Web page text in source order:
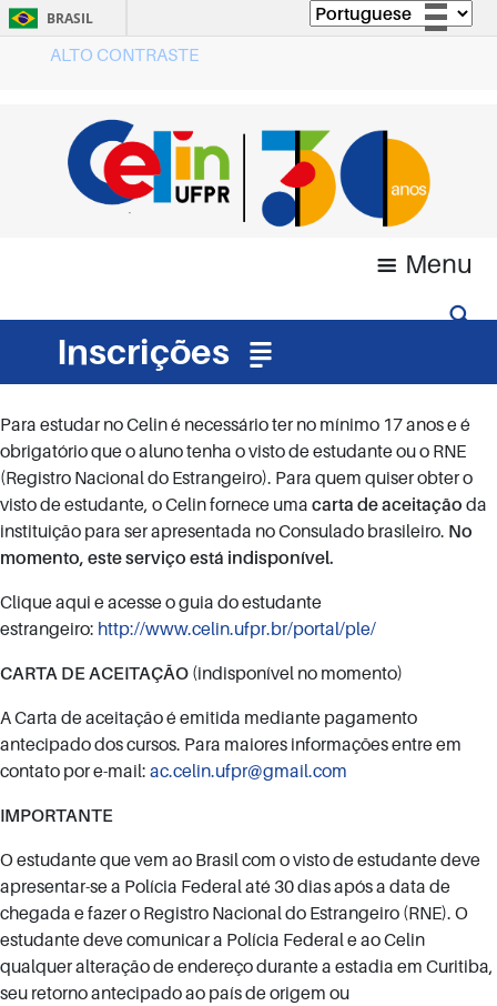
BRASIL
Acesso à informação
Legislação
Canais
ALTO CONTRASTE
Menu
Inscrições
Para estudar no Celin é necessário ter no mínimo 17 anos e é
obrigatório que o aluno tenha o visto de estudante ou o RNE
(Registro Nacional do Estrangeiro). Para quem quiser obter o
visto de estudante, o Celin fornece uma carta de aceitação da
instituição para ser apresentada no Consulado brasileiro. No
momento, este serviço está indisponível.
Clique aqui e acesse o guia do estudante
estrangeiro: http://www.celin.ufpr.br/portal/ple/
CARTA DE ACEITAÇÃO (indisponível no momento)
A Carta de aceitação é emitida mediante pagamento
antecipado dos cursos. Para maiores informações entre em
contato por e-mail: ac.celin.ufpr@gmail.com
IMPORTANTE
O estudante que vem ao Brasil com o visto de estudante deve
apresentar-se a Polícia Federal até 30 dias após a data de
chegada e fazer o Registro Nacional do Estrangeiro (RNE). O
estudante deve comunicar a Polícia Federal e ao Celin
qualquer alteração de endereço durante a estadia em Curitiba,
seu retorno antecipado ao país de origem ou